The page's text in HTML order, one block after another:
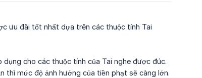
ưu đãi tốt nhất dựa trên các thuộc tính Tai
cho các thuộc tính của Tai nghe được đúc.
thì mức độ ảnh hưởng của tiền phạt sẽ càng lớn.